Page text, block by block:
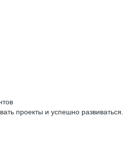
проекты и успешно развиваться.